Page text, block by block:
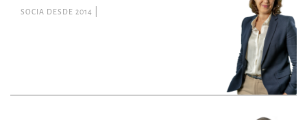
SOCIA DESDE 2014